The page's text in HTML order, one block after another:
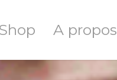
Shop A propos